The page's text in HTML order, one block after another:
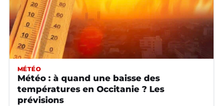
MÉTÉO
Météo : à quand une baisse des
températures en Occitanie ? Les
prévisions